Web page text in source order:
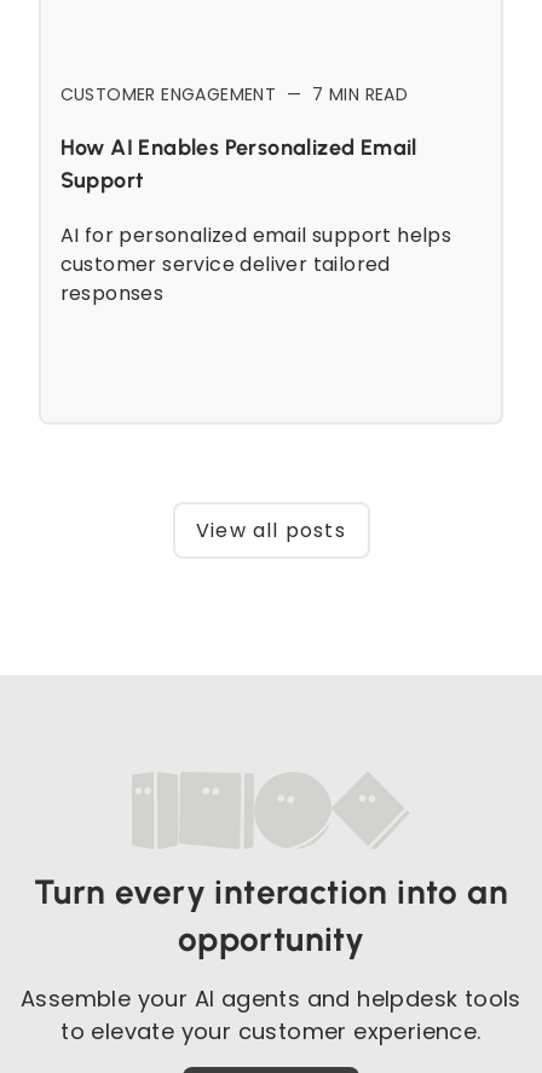
CUSTOMER ENGAGEMENT — 7 MIN READ
How AI Enables Personalized Email
Support
AI for personalized email support helps
customer service deliver tailored
responses
View all posts
Turn every interaction into an
opportunity
Assemble your AI agents and helpdesk tools
to elevate your customer experience.